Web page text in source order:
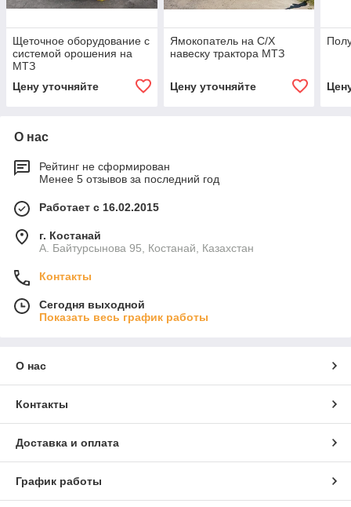
Щеточное оборудование с
системой орошения на
МТЗ
Цену уточняйте
Ямокопатель на С/Х
навеску трактора МТЗ
Цену уточняйте
О нас
Рейтинг не сформирован
Менее 5 отзывов за последний год
Работает с 16.02.2015
г. Костанай
А. Байтурсынова 95, Костанай, Казахстан
Контакты
Сегодня выходной
Показать весь график работы
О нас
Контакты
Доставка и оплата
График работы